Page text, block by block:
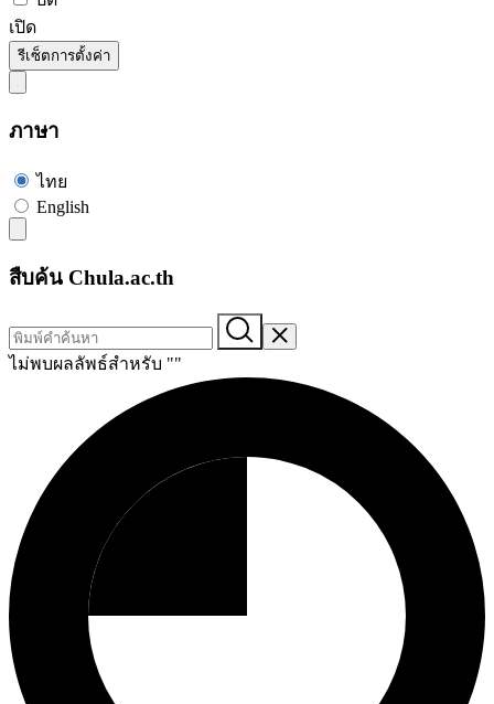
เปิด
รีเซ็ตการตั้งค่า
ภาษา
ไทย
English
สืบค้น Chula.ac.th
ไม่พบผลลัพธ์สำหรับ ""